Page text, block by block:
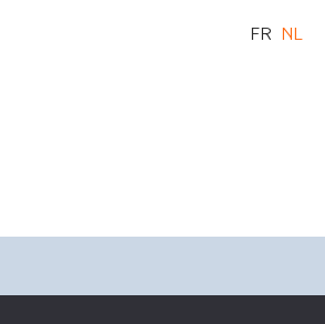
FR NL